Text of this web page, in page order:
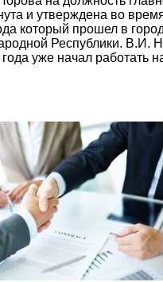
и утверждена во
который прошел в
Республики. В.И.
уже начал работать